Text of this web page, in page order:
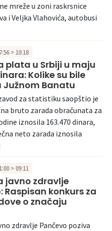
mreže u zoni raskrsnice
i Veljka Vlahovića, autobusi
> 10:18
plata u Srbiji u maju
Kolike su bile
Južnom Banatu
za statistiku saopštio je
bruto zarada obračunata za
iznosila 163.470 dinara,
neto zarada iznosila
> 09:11
javno zdravlje
Raspisan konkurs za
o značaju
zdravlje Pančevo poziva